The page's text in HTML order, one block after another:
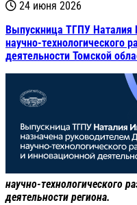
24 июня 2026
Выпускница ТГПУ Наталия
научно-технологического
деятельности Томской
научно-технологического
деятельности региона.